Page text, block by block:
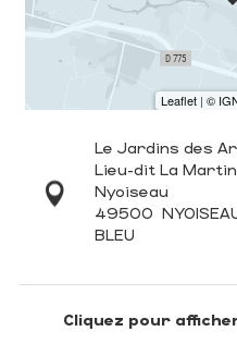
Le Jardins des
Lieu-dit La
Nyoiseau
49500
BLEU
Cliquez pour